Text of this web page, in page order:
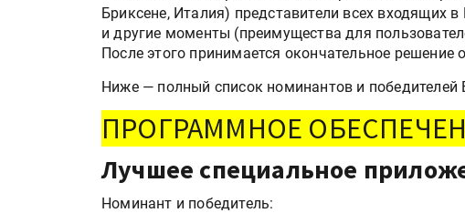
Бриксене, Италия) представители всех входящих
и другие моменты (преимущества для
После этого принимается окончательное решение
Ниже — полный список номинантов и победителей
ПРОГРАММНОЕ
Лучшее специальное
Номинант и победитель: